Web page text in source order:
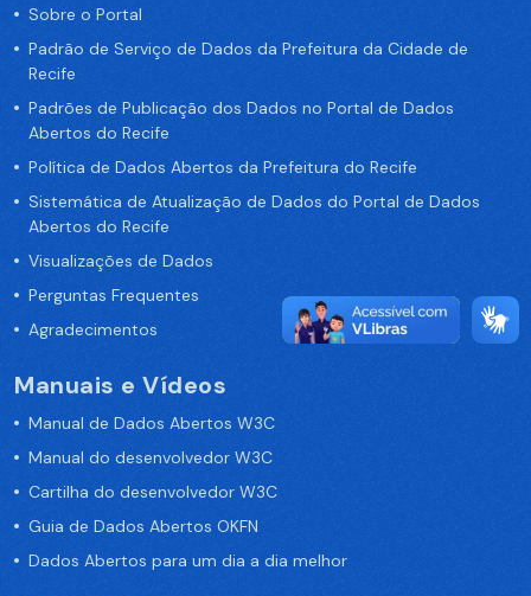
Sobre o Portal
Padrão de Serviço de Dados da Prefeitura da Cidade de
Recife
Padrões de Publicação dos Dados no Portal de Dados
Abertos do Recife
Política de Dados Abertos da Prefeitura do Recife
Sistemática de Atualização de Dados do Portal de Dados
Abertos do Recife
Visualizações de Dados
Perguntas Frequentes
Agradecimentos
Manuais e Vídeos
Manual de Dados Abertos W3C
Manual do desenvolvedor W3C
Cartilha do desenvolvedor W3C
Guia de Dados Abertos OKFN
Dados Abertos para um dia a dia melhor